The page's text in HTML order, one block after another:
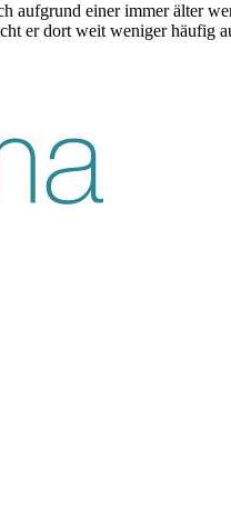
aufgrund einer immer älter
er dort weit weniger häufig